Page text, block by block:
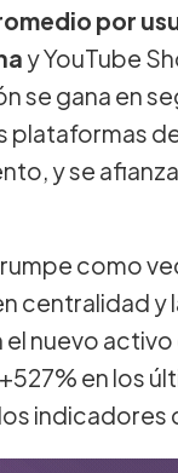
por
y YouTube
se gana en
plataformas
y se
como
centralidad y
nuevo
en los
indicadores